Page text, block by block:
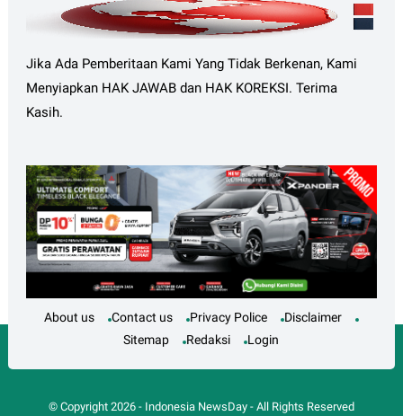
Jika Ada Pemberitaan Kami Yang Tidak Berkenan, Kami
Menyiapkan HAK JAWAB dan HAK KOREKSI. Terima
Kasih.
About us Contact us Privacy Police
Disclaimer
Sitemap
Redaksi Login
© Copyright 2026- Indonesia NewsDay- All Rights Reserved